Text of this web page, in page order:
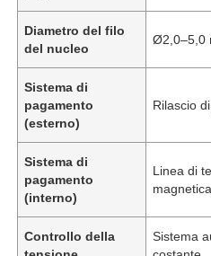
Diametro del filo
del nucleo
Ø2,0–5,0
Sistema di
pagamento
(esterno)
Rilascio
Sistema di
pagamento
(interno)
Linea di
magnetica
Controllo della
Sistema